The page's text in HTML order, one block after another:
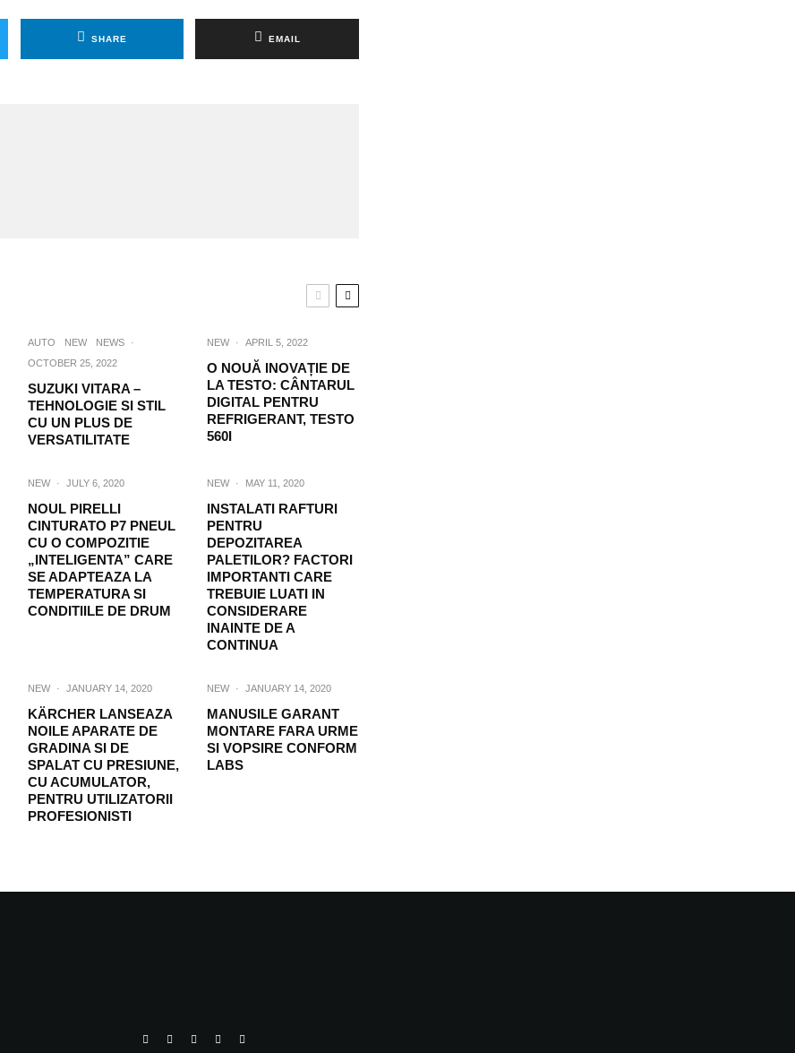
SHARE EMAIL
AUTO NEW NEWS
·
OCTOBER 25, 2022
SUZUKI VITARA –
TEHNOLOGIE SI STIL
CU UN PLUS DE
VERSATILITATE
NEW · APRIL 5, 2022
O NOUĂ INOVAȚIE DE
LA TESTO: CÂNTARUL
DIGITAL PENTRU
REFRIGERANT, TESTO
560I
NEW · JULY 6, 2020
NOUL PIRELLI
CINTURATO P7 PNEUL
CU O COMPOZITIE
„INTELIGENTA” CARE
SE ADAPTEAZA LA
TEMPERATURA SI
CONDITIILE DE DRUM
NEW · MAY 11, 2020
INSTALATI RAFTURI
PENTRU
DEPOZITAREA
PALETILOR? FACTORI
IMPORTANTI CARE
TREBUIE LUATI IN
CONSIDERARE
INAINTE DE A
CONTINUA
NEW · JANUARY 14, 2020
KÄRCHER LANSEAZA
NOILE APARATE DE
GRADINA SI DE
SPALAT CU PRESIUNE,
CU ACUMULATOR,
PENTRU UTILIZATORII
PROFESIONISTI
NEW · JANUARY 14, 2020
MANUSILE GARANT
MONTARE FARA URME
SI VOPSIRE CONFORM
LABS